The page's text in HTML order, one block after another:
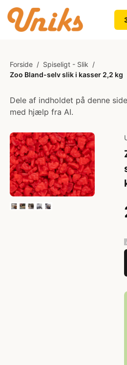
Forside / Spiseligt - Slik /
Zoo Bland-selv slik i kasser 2,2 kg
Dele af indholdet på denne
med hjælp fra AI.